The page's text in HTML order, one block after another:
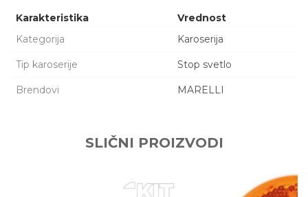
Karakteristika
Vrednost
Kategorija
Karoserija
Tip karoserije Stop svetlo
Brendovi MARELLI
SLIČNI PROIZVODI